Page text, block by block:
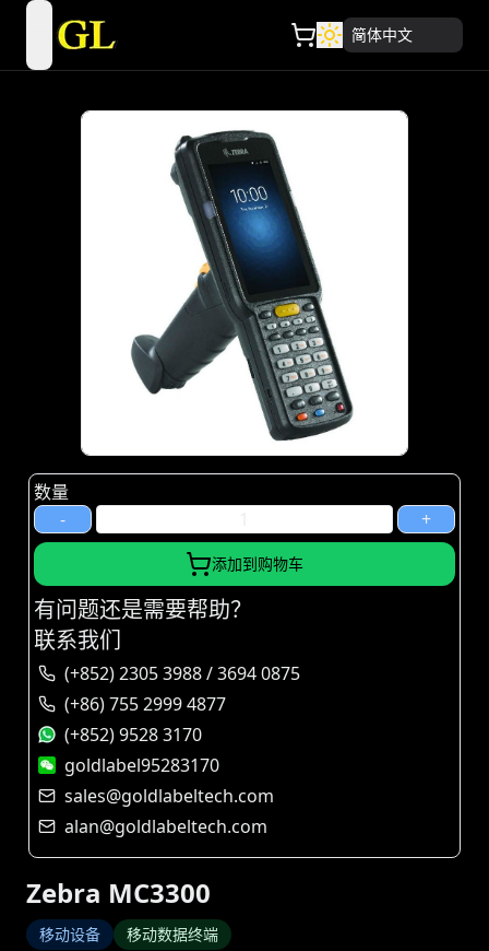
open navigation menu 简体中文
Zebra MC3300
移动设备 移动数据终端
数量
-
+
添加到购物车
有问题还是需要帮助？
联系我们
(+852) 2305 3988 / 3694 0875
(+86) 755 2999 4877
(+852) 9528 3170
goldlabel95283170
sales@goldlabeltech.com
alan@goldlabeltech.com